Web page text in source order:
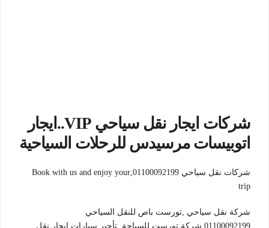
شركات ايجار نقل سياحي VIP..ايجار
اتوبيسات مرسيدس للرحلات السياحية
شركات نقل سياحي 01100092199,Book with us and enjoy your
trip
شركة نقل سياحي ,تورست باص للنقل السياحي
01100092199,شركة تورست للسياحة ,تأجير سيارات,ايجار نقل